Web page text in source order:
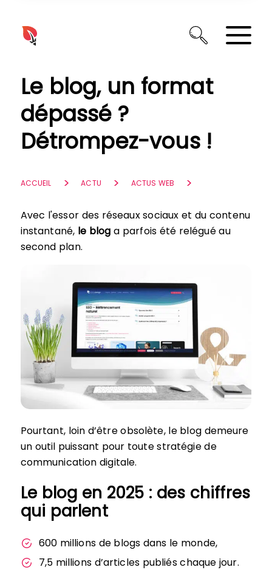
Le blog, un format
dépassé ?
Détrompez-vous !
ACCUEIL ACTU ACTUS WEB
Avec l'essor des réseaux sociaux et du contenu
instantané, le blog a parfois été relégué au
second plan.
Pourtant, loin d’être obsolète, le blog demeure
un outil puissant pour toute stratégie de
communication digitale.
Le blog en 2025 : des chiffres
qui parlent
600 millions de blogs dans le monde,
7,5 millions d’articles publiés chaque jour.